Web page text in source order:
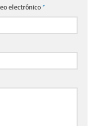
electrónico*